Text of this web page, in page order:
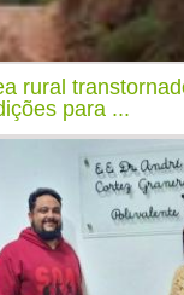
rural
para ...